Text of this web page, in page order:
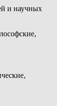
и научных